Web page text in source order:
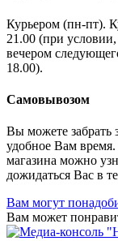
Курьером (пн-пт).
21.00 (при
вечером
18.00).
Самовывозом
Вы можете забрать
удобное Вам
магазина можно
дожидаться Вас в
Вам могут
Вам может